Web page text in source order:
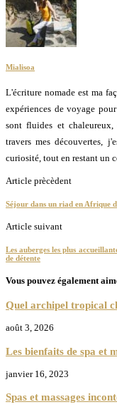
Mialisoa
L'écriture nomade est ma
expériences de voyage
sont fluides et
travers mes découvertes,
curiosité, tout en restant un
Article prècèdent
Séjour dans un riad en Afrique
Article suivant
Les auberges les plus
de détente
Vous pouvez également
Quel archipel tropical
août 3, 2026
Les bienfaits de spa et
janvier 16, 2023
Spas et massages